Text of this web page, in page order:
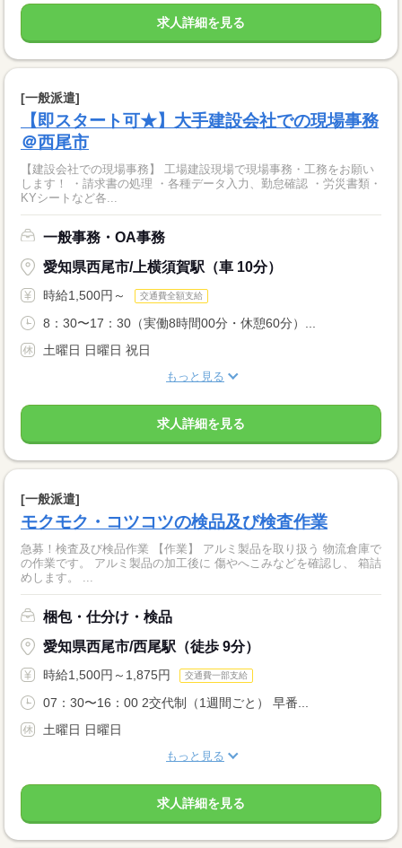
求人詳細を見る
[一般派遣]
【即スタート可★】大手建設会社での現場事務
＠西尾市
【建設会社での現場事務】 工場建設現場で現場事務・工務をお願い
します！ ・請求書の処理 ・各種データ入力、勤怠確認 ・労災書類・
KYシートなど各...
一般事務・OA事務
愛知県西尾市/上横須賀駅（車 10分）
時給1,500円～ 交通費全額支給
8：30〜17：30（実働8時間00分・休憩60分）...
土曜日 日曜日 祝日
もっと見る
求人詳細を見る
[一般派遣]
モクモク・コツコツの検品及び検査作業
急募！検査及び検品作業 【作業】 アルミ製品を取り扱う 物流倉庫で
の作業です。 アルミ製品の加工後に 傷やへこみなどを確認し、 箱詰
めします。 ...
梱包・仕分け・検品
愛知県西尾市/西尾駅（徒歩 9分）
時給1,500円～1,875円 交通費一部支給
07：30〜16：00 2交代制（1週間ごと） 早番...
土曜日 日曜日
もっと見る
求人詳細を見る